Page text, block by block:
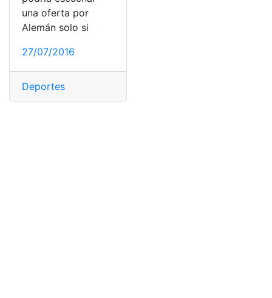
una oferta por
Alemán solo si
27/07/2016
Deportes